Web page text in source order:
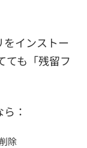
インストー
ても「残留フ
：
除